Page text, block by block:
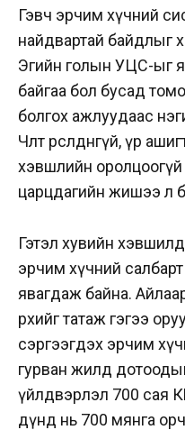
Гэвч эрчим хүчний
найдвартай байдлыг
Эгийн голын УЦС-ыг
байгаа бол бусад
болгох ажлуудаас
Чөлөөт өрсөлдөөнгүй, үр
хэвшлийн оролцоогүй
царцдагийн жишээ л
Гэтэл хувийн
эрчим хүчний салбарт
явагдаж байна.
өрхийг татаж гэгээ
сэргээгдэх эрчим
гурван жилд
үйлдвэрлэл 700 сая
дүнд нь 700 мянга